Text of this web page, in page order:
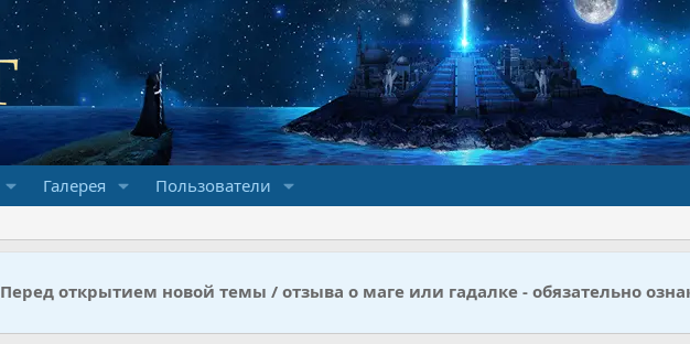
Галерея Пользователи
Перед открытием новой темы / отзыва о маге или гадалке - обязательно